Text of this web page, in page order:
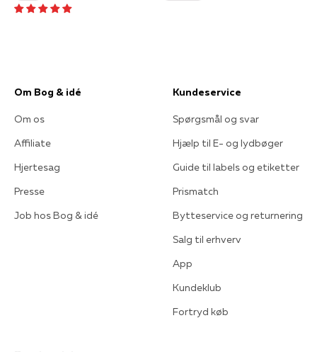
Om Bog & idé
Om os
Affiliate
Hjertesag
Presse
Job hos Bog & idé
Kundeservice
Spørgsmål og svar
Hjælp til E- og lydbøger
Guide til labels og etiketter
Prismatch
Bytteservice og returnering
Salg til erhverv
App
Kundeklub
Fortryd køb